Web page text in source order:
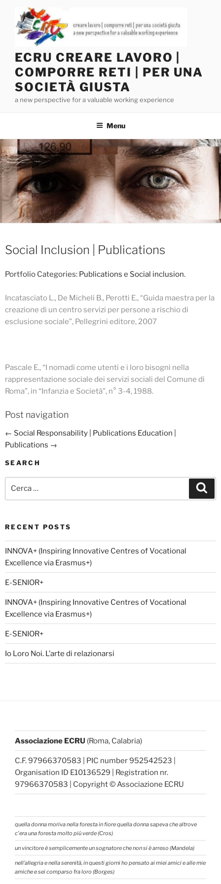
contenuto
ECRU CREARE LAVORO |
COMPORRE RETI | PER UNA
SOCIETÀ GIUSTA
a new perspective for a valuable working experience
Menu
Social Inclusion | Publications
Portfolio Categories: Publications e Social inclusion.
Incatasciato L., De Micheli B., Perotti E., “Guida maestra per la
creazione di un centro servizi per persone a rischio di
esclusione sociale”, Pellegrini editore, 2007
Pascale E., “I nomadi come utenti e i loro bisogni nella
rappresentazione sociale dei servizi sociali del Comune di
Roma”, in “Infanzia e Società”, n° 3-4, 1988.
Post navigation
← Social Responsability | Publications Education |
Publications →
SEARCH
RECENT POSTS
INNOVA+ (Inspiring Innovative Centres of Vocational
Excellence via Erasmus+)
E-SENIOR+
INNOVA+ (Inspiring Innovative Centres of Vocational
Excellence via Erasmus+)
E-SENIOR+
Io Loro Noi. L’arte di relazionarsi
Associazione ECRU (Roma, Calabria)
C.F. 97966370583 | PIC number 952542523 |
Organisation ID E10136529 | Registration nr.
97966370583 | Copyright © Associazione ECRU
quella donna moriva nella foresta in fiore quella donna sapeva che altrove
c'era una foresta molto piú verde (Cros)
un vincitore è semplicemente un sognatore che non si è arreso (Mandela)
nell’allegria e nella serenità, in questi giorni ho pensato ai miei amici e alle mie
amiche e sei comparso fra loro (Borges)